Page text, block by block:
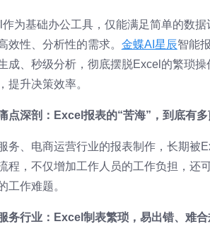
作为基础办公工具，仅能满足简单的数
效性、分析性的需求。 金蝶AI星辰智能
成、秒级分析，彻底摆脱Excel的繁琐
提升决策效率。
点深剖：Excel报表的“苦海”，到底有多
务、电商运营行业的报表制作，长期被
程，不仅增加工作人员的工作负担，还
工作难题。
务行业：Excel制表繁琐，易出错、难合